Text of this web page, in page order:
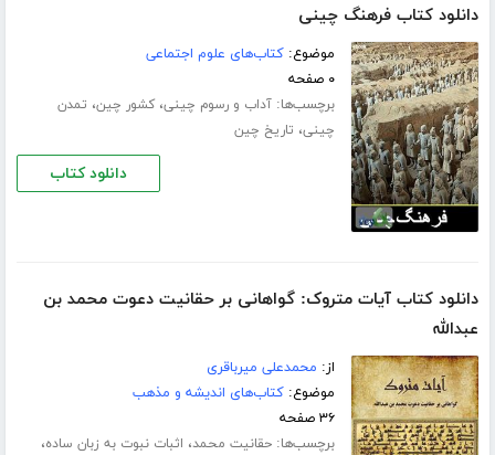
دانلود کتاب فرهنگ چینی
موضوع:کتاب‌های علوم اجتماعی
۰ صفحه
برچسب‌ها:آداب و رسوم چینی،کشور چین، تمدن
چینی، تاریخ چین
دانلود کتاب
دانلود کتاب آیات متروک: گواهانی بر حقانیت دعوت محمد بن
عبدالله
از: محمدعلی میرباقری
موضوع:کتاب‌های اندیشه و مذهب
۳۶ صفحه
برچسب‌ها:حقانیت محمد، اثبات نبوت به زبان ساده،